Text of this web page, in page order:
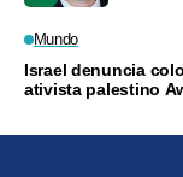
Mundo
Israel denuncia
ativista palestino